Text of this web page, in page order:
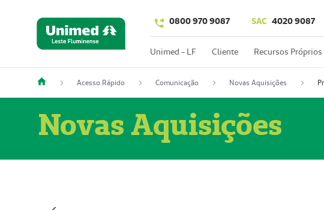
0800 970 9087 SAC 4020 9087
Unimed - LF Cliente Recursos Próprios
Acesso Rápido Comunicação Novas Aquisições
Novas Aquisições